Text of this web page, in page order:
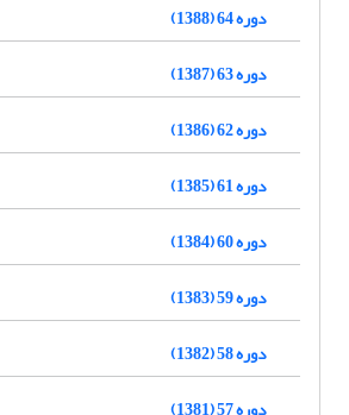
دوره 64 (1388)
دوره 63 (1387)
دوره 62 (1386)
دوره 61 (1385)
دوره 60 (1384)
دوره 59 (1383)
دوره 58 (1382)